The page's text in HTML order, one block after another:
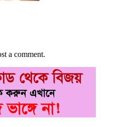
a comment.